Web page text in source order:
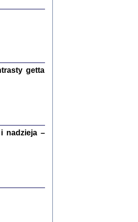
...
Polit
getta
nadzieja –